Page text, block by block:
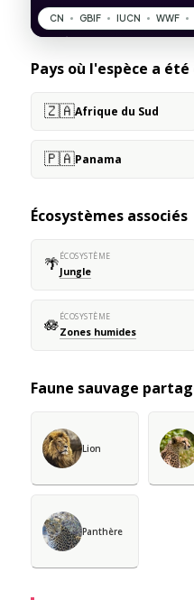
Pays où l'espèce a
🇿🇦Afrique du Sud
🇵🇦Panama
Écosystèmes associés
🌴ÉCOSYSTÈME
Jungle
🪷ÉCOSYSTÈME
Zones humides
Faune sauvage
Lion
Panthère